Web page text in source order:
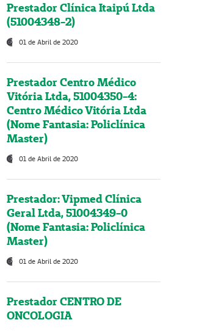
Prestador Clínica Itaipú Ltda
(51004348-2)
01 de Abril de 2020
Prestador Centro Médico
Vitória Ltda, 51004350-4:
Centro Médico Vitória Ltda
(Nome Fantasia: Policlínica
Master)
01 de Abril de 2020
Prestador: Vipmed Clínica
Geral Ltda, 51004349-0
(Nome Fantasia: Policlínica
Master)
01 de Abril de 2020
Prestador CENTRO DE
ONCOLOGIA